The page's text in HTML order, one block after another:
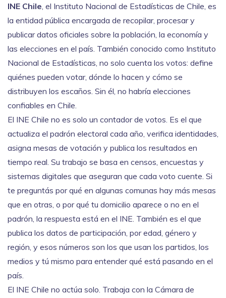
INE Chile, el Instituto Nacional de Estadísticas de Chile, es
la entidad pública encargada de recopilar, procesar y
publicar datos oficiales sobre la población, la economía y
las elecciones en el país. También conocido como Instituto
Nacional de Estadísticas, no solo cuenta los votos: define
quiénes pueden votar, dónde lo hacen y cómo se
distribuyen los escaños. Sin él, no habría elecciones
confiables en Chile.
El INE Chile no es solo un contador de votos. Es el que
actualiza el padrón electoral cada año, verifica identidades,
asigna mesas de votación y publica los resultados en
tiempo real. Su trabajo se basa en censos, encuestas y
sistemas digitales que aseguran que cada voto cuente. Si
te preguntás por qué en algunas comunas hay más mesas
que en otras, o por qué tu domicilio aparece o no en el
padrón, la respuesta está en el INE. También es el que
publica los datos de participación, por edad, género y
región, y esos números son los que usan los partidos, los
medios y tú mismo para entender qué está pasando en el
país.
El INE Chile no actúa solo. Trabaja con la Cámara de